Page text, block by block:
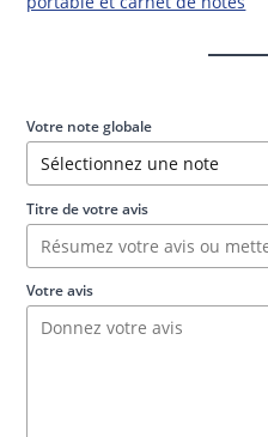
Votre note globale
Titre de votre avis
Votre avis